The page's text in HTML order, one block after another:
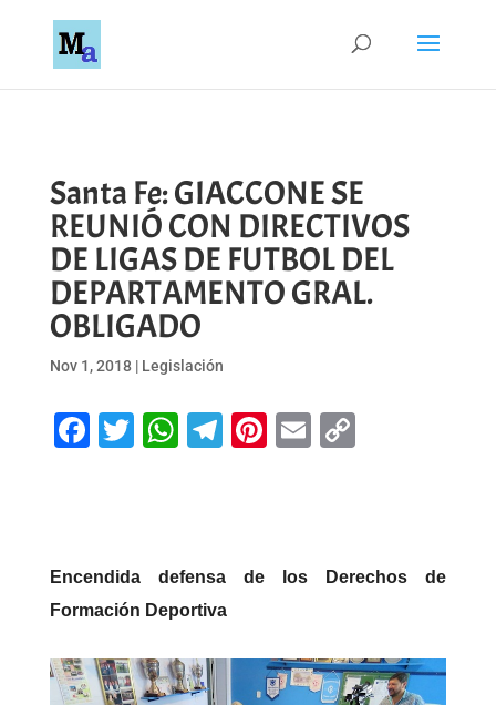
Santa Fe: GIACCONE SE
REUNIÓ CON DIRECTIVOS
DE LIGAS DE FUTBOL DEL
DEPARTAMENTO GRAL.
OBLIGADO
Nov 1, 2018| Legislación
Facebook
Twitter
WhatsApp
Telegram
Pinterest
EmailCopy
Encendida defensa de los Derechos de
Formación Deportiva